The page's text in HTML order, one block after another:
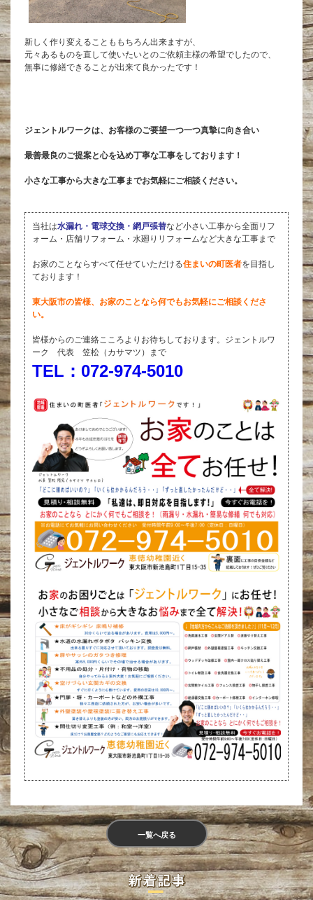
新しく作り変えることももちろん出来ますが、
元々あるものを直して使いたいとのご依頼主様の希望でしたので、
無事に修繕できることが出来て良かったです！
ジェントルワークは、お客様のご要望一つ一つ真摯に向き合い
最善最良のご提案と心を込め丁寧な工事をしております！
小さな工事から大きな工事までお気軽にご相談ください。
当社は水漏れ・電球交換・網戸張替など小さい工事から全面リフ
ォーム・店舗リフォーム・水廻りリフォームなど大きな工事まで
お家のことならすべて任せていただける住まいの町医者を目指し
ております！
東大阪市の皆様、お家のことなら何でもお気軽にご相談くださ
い。
皆様からのご連絡こころよりお待ちしております。ジェントルワ
ーク 代表 笠松（カサマツ）まで
TEL：072-974-5010
一覧へ戻る